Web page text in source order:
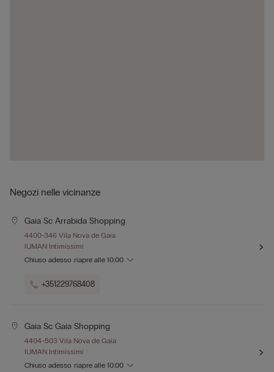
Negozi nelle vicinanze
Gaia Sc Arrabida Shopping
4400-346 Vila Nova de Gaia
IUMAN Intimissimi
Chiuso adesso riapre alle 10:00
+351229768408
Gaia Sc Gaia Shopping
4404-503 Vila Nova de Gaia
IUMAN Intimissimi
Chiuso adesso riapre alle 10:00